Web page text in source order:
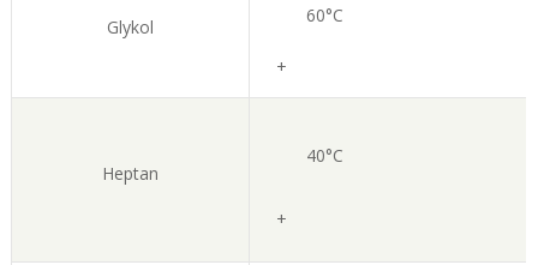
Glykol
60°C
+
Heptan
40°C
+